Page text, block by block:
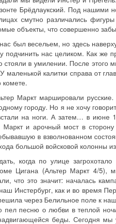
Брёдлаукский. Под нашими
смутно различались
объекты, что совершенно
был весельем, но здесь
подчинить нас целиком. Как
стояли в умилении. После
маленькой калитки справа от
Маркт маршировали
городу. Но я не хочу
на ноги. А затем… в
Маркт и арочный мост в
в взволнованном
большой войсковой колонны
когда по улице
Цигана (Альтер Маркт 4/5),
что это значит: началась
Инстербург, как и во время
через Белильное поле к
пел песню о любви в теплой
беды. Сегодня